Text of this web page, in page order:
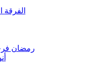
الفرقة
رمضان